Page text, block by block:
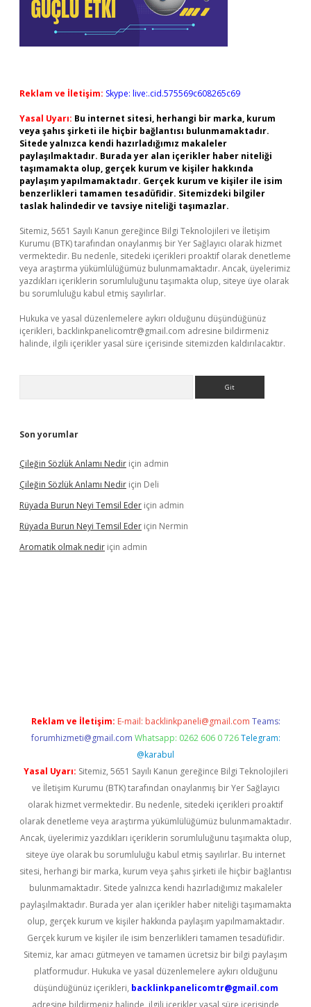
Reklam ve İletişim: Skype: live:.cid.575569c608265c69
Yasal Uyarı: Bu internet sitesi, herhangi bir marka, kurum
veya şahıs şirketi ile hiçbir bağlantısı bulunmamaktadır.
Sitede yalnızca kendi hazırladığımız makaleler
paylaşılmaktadır. Burada yer alan içerikler haber niteliği
taşımamakta olup, gerçek kurum ve kişiler hakkında
paylaşım yapılmamaktadır. Gerçek kurum ve kişiler ile isim
benzerlikleri tamamen tesadüfidir. Sitemizdeki bilgiler
taslak halindedir ve tavsiye niteliği taşımazlar.
Sitemiz, 5651 Sayılı Kanun gereğince Bilgi Teknolojileri ve İletişim
Kurumu (BTK) tarafından onaylanmış bir Yer Sağlayıcı olarak hizmet
vermektedir. Bu nedenle, sitedeki içerikleri proaktif olarak denetleme
veya araştırma yükümlülüğümüz bulunmamaktadır. Ancak, üyelerimiz
yazdıkları içeriklerin sorumluluğunu taşımakta olup, siteye üye olarak
bu sorumluluğu kabul etmiş sayılırlar.
Hukuka ve yasal düzenlemelere aykırı olduğunu düşündüğünüz
içerikleri, backlinkpanelicomtr@gmail.com adresine bildirmeniz
halinde, ilgili içerikler yasal süre içerisinde sitemizden kaldırılacaktır.
Son yorumlar
Çileğin Sözlük Anlamı Nedir için admin
Çileğin Sözlük Anlamı Nedir için Deli
Rüyada Burun Neyi Temsil Eder için admin
Rüyada Burun Neyi Temsil Eder için Nermin
Aromatik olmak nedir için admin
Reklam ve İletişim: E-mail: backlinkpaneli@gmail.com Teams:
forumhizmeti@gmail.com Whatsapp: 0262 606 0 726 Telegram:
@karabul
Yasal Uyarı: Sitemiz, 5651 Sayılı Kanun gereğince Bilgi Teknolojileri
ve İletişim Kurumu (BTK) tarafından onaylanmış bir Yer Sağlayıcı
olarak hizmet vermektedir. Bu nedenle, sitedeki içerikleri proaktif
olarak denetleme veya araştırma yükümlülüğümüz bulunmamaktadır.
Ancak, üyelerimiz yazdıkları içeriklerin sorumluluğunu taşımakta olup,
siteye üye olarak bu sorumluluğu kabul etmiş sayılırlar. Bu internet
sitesi, herhangi bir marka, kurum veya şahıs şirketi ile hiçbir bağlantısı
bulunmamaktadır. Sitede yalnızca kendi hazırladığımız makaleler
paylaşılmaktadır. Burada yer alan içerikler haber niteliği taşımamakta
olup, gerçek kurum ve kişiler hakkında paylaşım yapılmamaktadır.
Gerçek kurum ve kişiler ile isim benzerlikleri tamamen tesadüfidir.
Sitemiz, kar amacı gütmeyen ve tamamen ücretsiz bir bilgi paylaşım
platformudur. Hukuka ve yasal düzenlemelere aykırı olduğunu
düşündüğünüz içerikleri, backlinkpanelicomtr@gmail.com
adresine bildirmeniz halinde, ilgili içerikler yasal süre içerisinde